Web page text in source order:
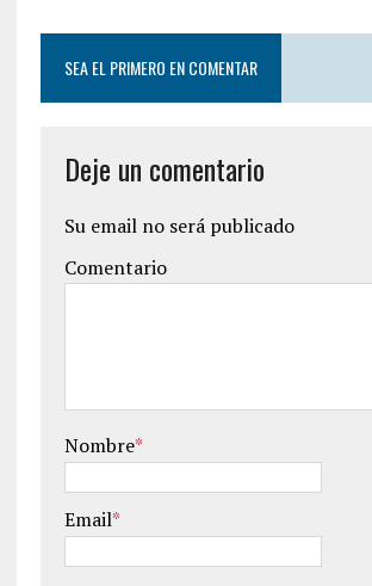
SEA EL PRIMERO EN COMENTAR
Deje un comentario
Su email no será publicado
Comentario
Nombre*
Email*